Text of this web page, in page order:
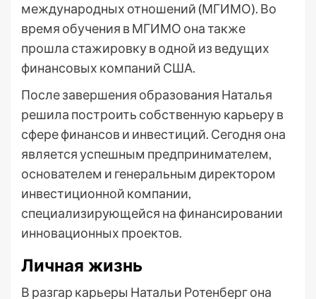
международных отношений (МГИМО). Во
время обучения в МГИМО она также
прошла стажировку в одной из ведущих
финансовых компаний США.
После завершения образования Наталья
решила построить собственную карьеру в
сфере финансов и инвестиций. Сегодня она
является успешным предпринимателем,
основателем и генеральным директором
инвестиционной компании,
специализирующейся на финансировании
инновационных проектов.
Личная жизнь
В разгар карьеры Натальи Ротенберг она